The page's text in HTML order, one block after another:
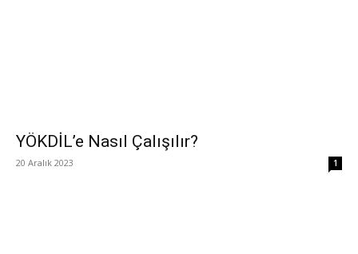
YÖKDİL’e Nasıl Çalışılır?
20 Aralık 2023 1